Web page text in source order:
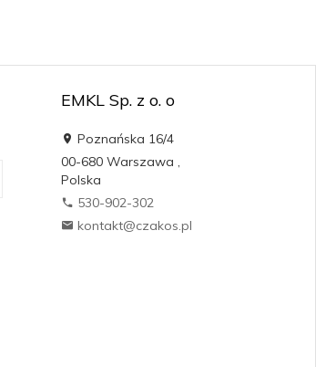
EMKL Sp. z o. o
Poznańska 16/4
00-680 Warszawa ,
Polska
530-902-302
kontakt@czakos.pl